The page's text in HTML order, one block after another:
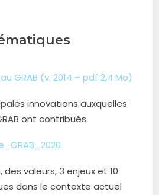
GRAB (v. 2014 – pdf 2,4 Mo)
innovations auxquelles
ont contribués.
des valeurs, 3 enjeux et 10
dans le contexte actuel